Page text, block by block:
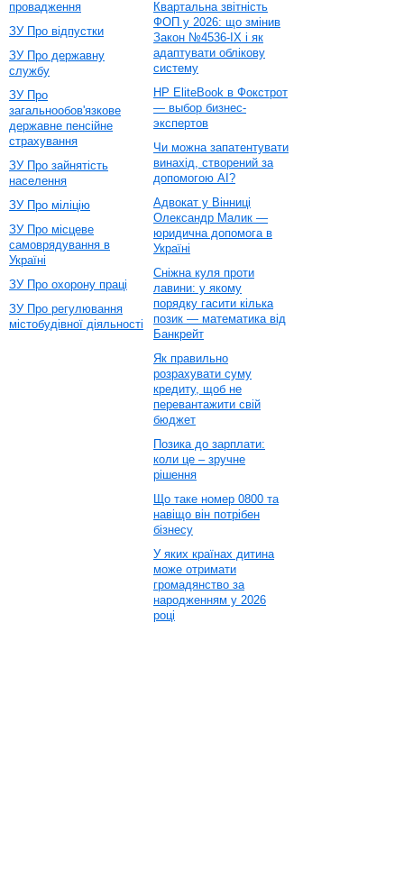
провадження
ЗУ Про відпустки
ЗУ Про державну
службу
ЗУ Про
загальнообов'язкове
державне пенсійне
страхування
ЗУ Про зайнятість
населення
ЗУ Про міліцію
ЗУ Про місцеве
самоврядування в
Україні
ЗУ Про охорону праці
ЗУ Про регулювання
містобудівної діяльності
Квартальна звітність
ФОП у 2026: що змінив
Закон №4536-IX і як
адаптувати облікову
систему
HP EliteBook в Фокстрот
— выбор бизнес-
экспертов
Чи можна запатентувати
винахід, створений за
допомогою AI?
Адвокат у Вінниці
Олександр Малик —
юридична допомога в
Україні
Сніжна куля проти
лавини: у якому
порядку гасити кілька
позик — математика від
Банкрейт
Як правильно
розрахувати суму
кредиту, щоб не
перевантажити свій
бюджет
Позика до зарплати:
коли це – зручне
рішення
Що таке номер 0800 та
навіщо він потрібен
бізнесу
У яких країнах дитина
може отримати
громадянство за
народженням у 2026
році